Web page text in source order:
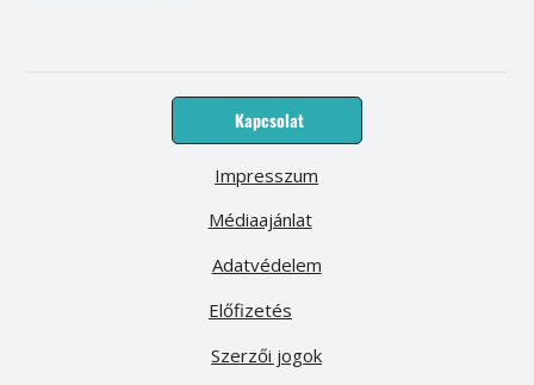
Kapcsolat
Médiaajánlat
Előfizetés
Impresszum
Adatvédelem
Szerzői jogok